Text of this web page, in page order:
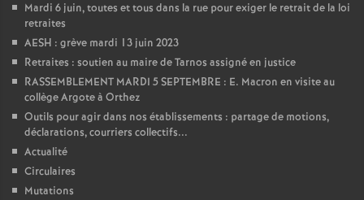
Mardi 6 juin, toutes et tous dans la rue pour exiger le retrait de la loi
retraites
AESH : grève mardi 13 juin 2023
Retraites : soutien au maire de Tarnos assigné en justice
RASSEMBLEMENT MARDI 5 SEPTEMBRE : E. Macron en visite au
collège Argote à Orthez
Outils pour agir dans nos établissements : partage de motions,
déclarations, courriers collectifs...
Actualité
Circulaires
Mutations